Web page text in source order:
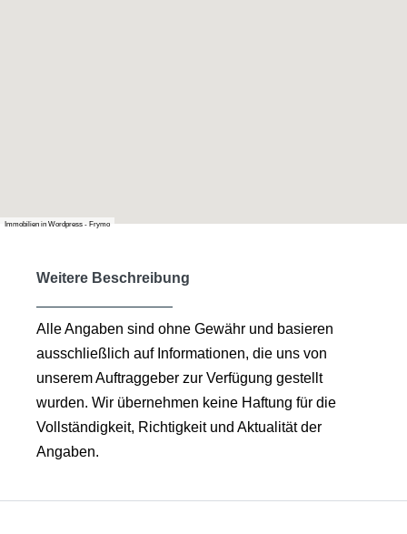
Immobilien in Wordpress - Frymo
Weitere Beschreibung
Alle Angaben sind ohne Gewähr und basieren
ausschließlich auf Informationen, die uns von
unserem Auftraggeber zur Verfügung gestellt
wurden. Wir übernehmen keine Haftung für die
Vollständigkeit, Richtigkeit und Aktualität der
Angaben.